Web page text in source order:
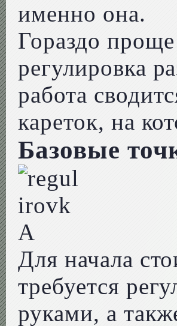
именно она.
Гораздо
регулировка
работа
кареток, на
Базовые
Для начала
требуется
руками, а